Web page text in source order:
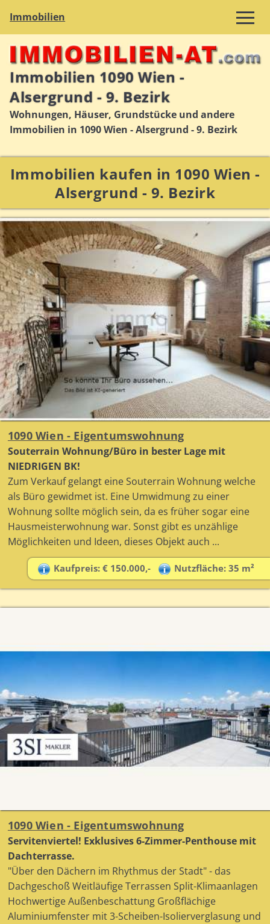
Immobilien
Immobilien 1090 Wien -
Alsergrund - 9. Bezirk
Wohnungen, Häuser, Grundstücke und andere
Immobilien in 1090 Wien - Alsergrund - 9. Bezirk
Immobilien kaufen in 1090 Wien -
Alsergrund - 9. Bezirk
1090 Wien - Eigentumswohnung
Souterrain Wohnung/Büro in bester Lage mit
NIEDRIGEN BK!
Zum Verkauf gelangt eine Souterrain Wohnung welche
als Büro gewidmet ist. Eine Umwidmung zu einer
Wohnung sollte möglich sein, da es früher sogar eine
Hausmeisterwohnung war. Sonst gibt es unzählige
Möglichkeiten und Ideen, dieses Objekt auch ...
Kaufpreis: € 150.000,- Nutzfläche: 35 m²
1090 Wien - Eigentumswohnung
Servitenviertel! Exklusives 6-Zimmer-Penthouse mit
Dachterrasse.
"Über den Dächern im Rhythmus der Stadt" - das
Dachgeschoß Weitläufige Terrassen Split-Klimaanlagen
Hochwertige Außenbeschattung Großflächige
Aluminiumfenster mit 3-Scheiben-Isolierverglasung und